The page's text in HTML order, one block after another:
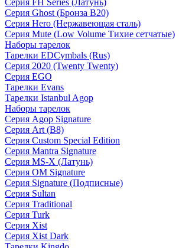
Серия FH Series (Латунь)
Серия Ghost (Бронза B20)
Серия Hero (Нержавеющая сталь)
Серия Mute (Low Volume Тихие сетчатые)
Наборы тарелок
Тарелки EDCymbals (Rus)
Серия 2020 (Twenty Twenty)
Серия EGO
Тарелки Evans
Тарелки Istanbul Agop
Наборы тарелок
Серия Agop Signature
Серия Art (B8)
Серия Custom Special Edition
Серия Mantra Signature
Серия MS-X (Латунь)
Серия OM Signature
Серия Signature (Подписные)
Серия Sultan
Серия Traditional
Серия Turk
Серия Xist
Серия Xist Dark